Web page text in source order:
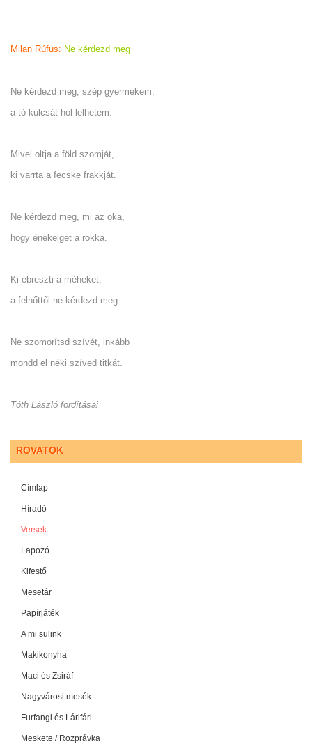
Milan Rúfus: Ne kérdezd meg
Ne kérdezd meg, szép gyermekem,
a tó kulcsát hol lelhetem.
Mivel oltja a föld szomját,
ki varrta a fecske frakkját.
Ne kérdezd meg, mi az oka,
hogy énekelget a rokka.
Ki ébreszti a méheket,
a felnőttől ne kérdezd meg.
Ne szomorítsd szívét, inkább
mondd el néki szíved titkát.
Tóth László fordításai
ROVATOK
Címlap
Híradó
Versek
Lapozó
Kifestő
Mesetár
Papírjáték
A mi sulink
Makikonyha
Maci és Zsiráf
Nagyvárosi mesék
Furfangi és Lárifári
Meskete / Rozprávka